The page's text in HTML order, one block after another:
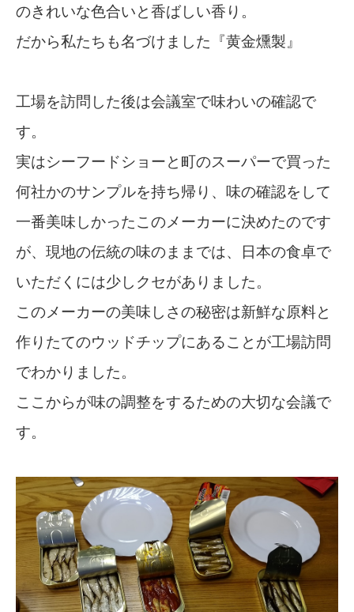
のきれいな色合いと香ばしい香り。
だから私たちも名づけました『黄金燻製』
工場を訪問した後は会議室で味わいの確認で
す。
実はシーフードショーと町のスーパーで買った
何社かのサンプルを持ち帰り、味の確認をして
一番美味しかったこのメーカーに決めたのです
が、現地の伝統の味のままでは、日本の食卓で
いただくには少しクセがありました。
このメーカーの美味しさの秘密は新鮮な原料と
作りたてのウッドチップにあることが工場訪問
でわかりました。
ここからが味の調整をするための大切な会議で
す。